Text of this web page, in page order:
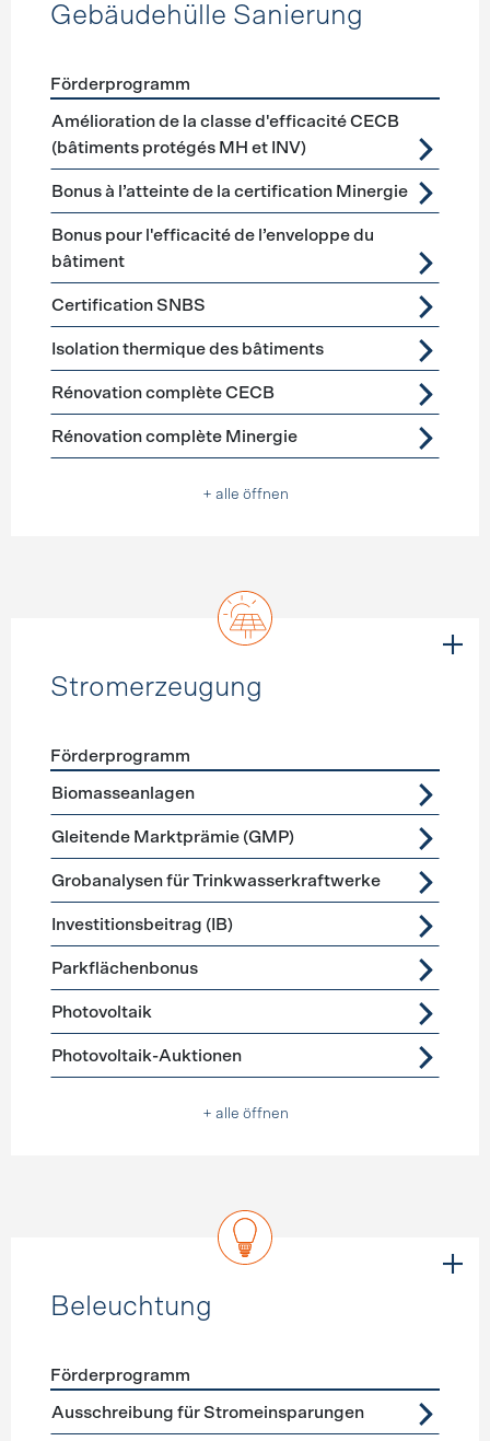
Gebäudehülle Sanierung
Förderprogramme Gebäudehülle Sanierung
Förderprogramm
Amélioration de la classe d'efficacité CECB
(bâtiments protégés MH et INV)
Bonus à l’atteinte de la certification Minergie
Bonus pour l'efficacité de l’enveloppe du
bâtiment
Certification SNBS
Isolation thermique des bâtiments
Rénovation complète CECB
Rénovation complète Minergie
+ alle öffnen
Stromerzeugung
Förderprogramme
Förderprogramm
Biomasseanlagen
Gleitende Marktprämie (GMP)
Grobanalysen für Trinkwasserkraftwerke
Investitionsbeitrag (IB)
Parkflächenbonus
Photovoltaik
Photovoltaik-Auktionen
+ alle öffnen
Beleuchtung
Förderprogramme Beleuchtung
Förderprogramm
Ausschreibung für Stromeinsparungen